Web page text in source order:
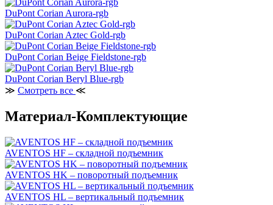
DuPont Corian Aurora-rgb
DuPont Corian Aztec Gold-rgb
DuPont Corian Beige Fieldstone-rgb
DuPont Corian Beryl Blue-rgb
≫ Смотреть все ≪
Материал-Комплектующие
AVENTOS HF – складной подъемник
AVENTOS HK – поворотный подъемник
AVENTOS HL – вертикальный подъемник